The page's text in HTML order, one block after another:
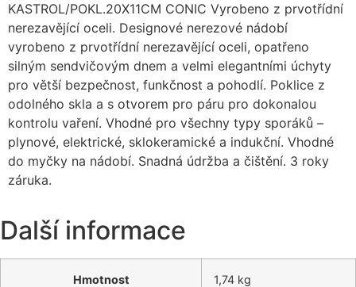
KASTROL/POKL.20X11CM CONIC Vyrobeno z prvotřídní
nerezavějící oceli. Designové nerezové nádobí
vyrobeno z prvotřídní nerezavějící oceli, opatřeno
silným sendvičovým dnem a velmi elegantními úchyty
pro větší bezpečnost, funkčnost a pohodlí. Poklice z
odolného skla a s otvorem pro páru pro dokonalou
kontrolu vaření. Vhodné pro všechny typy sporáků –
plynové, elektrické, sklokeramické a indukční. Vhodné
do myčky na nádobí. Snadná údržba a čištění. 3 roky
záruka.
Další informace
Hmotnost 1,74 kg